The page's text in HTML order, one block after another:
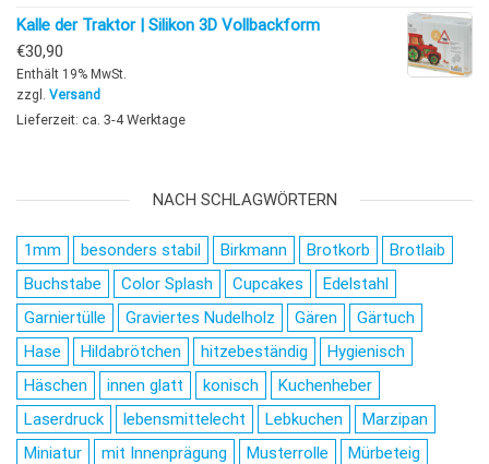
Kalle der Traktor | Silikon 3D Vollbackform
€30,90
Enthält 19% MwSt.
zzgl. Versand
Lieferzeit: ca. 3-4 Werktage
NACH SCHLAGWÖRTERN
1mm besonders stabil Birkmann Brotkorb
Brotlaib
Buchstabe
Color Splash Cupcakes
Edelstahl
Garniertülle
Graviertes Nudelholz Gären
Gärtuch
Hase
Hildabrötchen hitzebeständig
Hygienisch
Häschen
innen glatt konisch
Kuchenheber
Laserdruck
lebensmittelecht Lebkuchen
Marzipan
Miniatur
mit Innenprägung Musterrolle
Mürbeteig